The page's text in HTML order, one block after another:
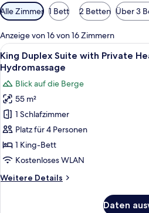
Verfügbare
Filter
für
Zimmer
Alle Zimmer 1 Bett 2 Betten Über 3
Anzeige von 16 von 16 Zimmern
Alle
Fotos
für
King Duplex
Suite
with Private Heated
Pool and
Hydromassage
anzeigen
Ein
12
King Duplex Suite with Private
Hydromassage
Blick auf die Berge
55 m²
1 Schlafzimmer
Platz für 4 Personen
1 King-Bett
Kostenloses WLAN
Weitere Details
Weitere
Daten